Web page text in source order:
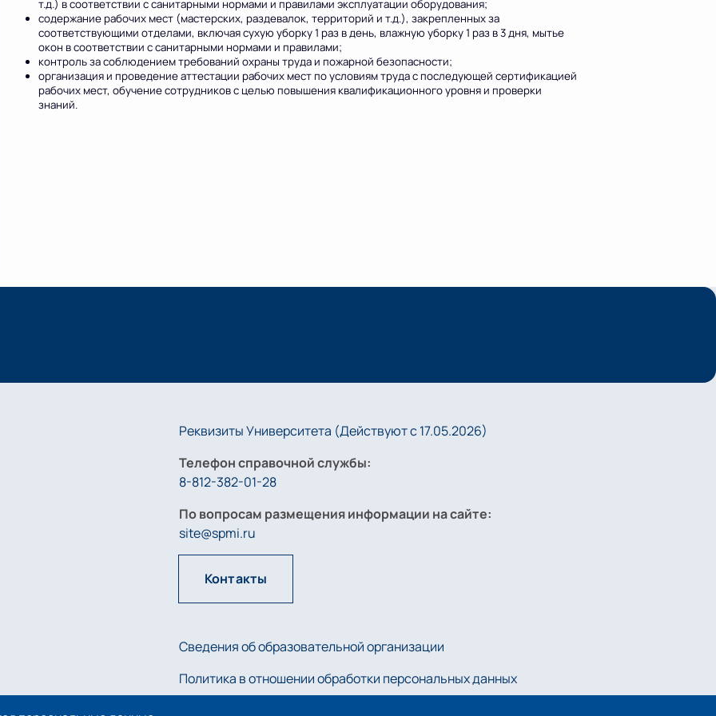
т.д.) в соответствии с санитарными нормами и правилами эксплуатации оборудования;
содержание рабочих мест (мастерских, раздевалок, территорий и т.д.), закрепленных за
соответствующими отделами, включая сухую уборку 1 раз в день, влажную уборку 1 раз в 3 дня, мытье
окон в соответствии с санитарными нормами и правилами;
контроль за соблюдением требований охраны труда и пожарной безопасности;
организация и проведение аттестации рабочих мест по условиям труда с последующей сертификацией
рабочих мест, обучение сотрудников с целью повышения квалификационного уровня и проверки
знаний.
Реквизиты Университета (Действуют с 17.05.2026)
Телефон справочной службы:
8-812-382-01-28
По вопросам размещения информации на сайте:
site@spmi.ru
Контакты
Сведения об образовательной организации
Политика в отношении обработки персональных данных